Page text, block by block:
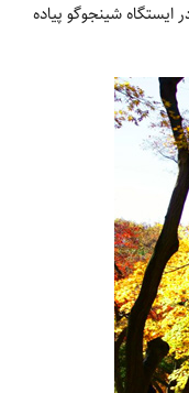
شینجوگو پیاده